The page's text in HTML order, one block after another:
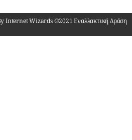
Internet Wizards ©2021 Εναλλακτική Δράση